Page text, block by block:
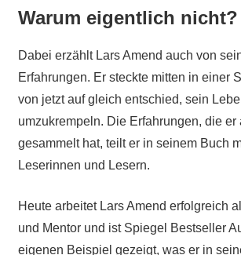
Warum eigentlich nicht?
Dabei erzählt Lars Amend auch von
Erfahrungen. Er steckte mitten in einer
von jetzt auf gleich entschied, sein
umzukrempeln. Die Erfahrungen, die er
gesammelt hat, teilt er in seinem Buch
Leserinnen und Lesern.
Heute arbeitet Lars Amend erfolgreich
und Mentor und ist Spiegel Bestseller
eigenen Beispiel gezeigt, was er in